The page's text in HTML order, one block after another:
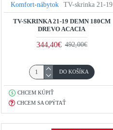
Komfort-nábytok TV-skrinka 21-19
TV-SKRINKA 21-19 DEMN 180CM
DREVO ACACIA
344,40€ 492,00€
DO KOŠÍKA
CHCEM KÚPIŤ
CHCEM SA OPÝTAŤ